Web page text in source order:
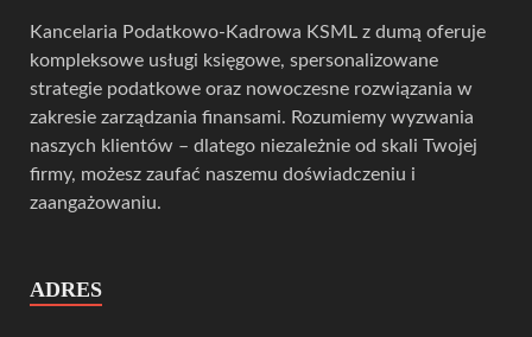
Kancelaria Podatkowo-Kadrowa KSML z dumą oferuje
kompleksowe usługi księgowe, spersonalizowane
strategie podatkowe oraz nowoczesne rozwiązania w
zakresie zarządzania finansami. Rozumiemy wyzwania
naszych klientów – dlatego niezależnie od skali Twojej
firmy, możesz zaufać naszemu doświadczeniu i
zaangażowaniu.
ADRES